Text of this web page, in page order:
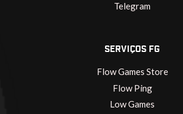
Telegram
SERVIÇOS FG
Flow Games Store
Flow Ping
Low Games